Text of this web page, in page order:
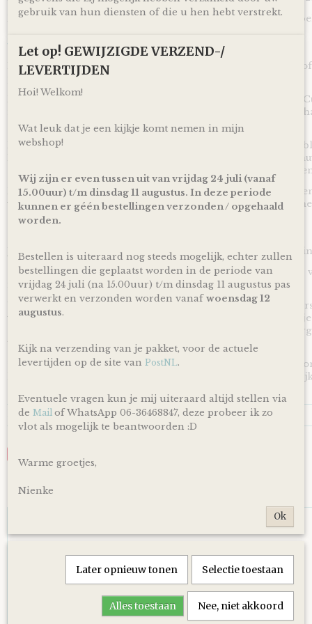
Raadpleeg voor gebruik en het wassen altijd eerst het
We Owl love Gifts!
Luiers zijn altijd van harte welkom met een baby op komst
papa en mama geworden bent!
Met deze Luiertaart Bunnies By The Bay Speenknuffel Beer
mooi en vooral bruikbaar kraamcadeau voor een
Ontzettend handig om te krijgen en leuk om te geven!
Door de mooie combinatie van een mooie speenknuffel en
Luiertaart Bunnies By The Bay Speenknuffel Beer Cubby
geschikt om cadeau te geven bij de komst of geboorte van
De luiertaart wordt op een kartonnen onderplaat geplaatst
verpakt door middel van doorzichtig folie en lint, zodat je
Je kunt je bestelling dagelijks,
op afspraak, komen ophalen
Of je laat je bestellinggratisbinnen Nederland verzenden*
inclusief track en trace code!
Uiteraard is rechtstreeks verzending naar de kersverse
voor de persoonlijke touch kan je een eigen wens of
achterlaten in het opmerkingen veld bij het bestellen en
toegevoegd wordt aan je cadeau!
*Producten, op voorraad, worden binnen 1-4 werkdagen
levering is afhankelijk van de dienstregeling van PostNL.
Reacties
Ook interessant
gebruik van hun diensten of die u hen hebt verstrekt.
Let op! GEWIJZIGDE VERZEND-/
LEVERTIJDEN
Hoi! Welkom!
Wat leuk dat je een kijkje komt nemen in mijn
webshop!
Wij zijn er even tussen uit van vrijdag 24 juli (vanaf
15.00uur) t/m dinsdag 11 augustus. In deze periode
kunnen er géén bestellingen verzonden / opgehaald
worden.
Bestellen is uiteraard nog steeds mogelijk, echter zullen
bestellingen die geplaatst worden in de periode van
vrijdag 24 juli (na 15.00uur) t/m dinsdag 11 augustus pas
verwerkt en verzonden worden vanafwoensdag 12
augustus.
Kijk na verzending van je pakket, voor de actuele
levertijden op de site van PostNL.
Eventuele vragen kun je mij uiteraard altijd stellen via
de Mail of WhatsApp 06-36468847, deze probeer ik zo
vlot als mogelijk te beantwoorden :D
Warme groetjes,
Nienke
Ok
Later opnieuw tonen Selectie toestaan
Alles toestaan Nee, niet akkoord